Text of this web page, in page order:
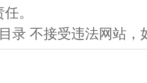
。
录 不接受违法网站